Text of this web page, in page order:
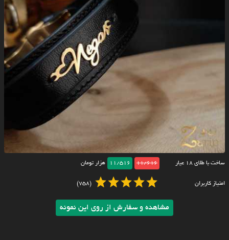
ساخت با طلای ۱۸ عیار 11/616
11/516 هزار تومان
امتیاز کاربران (758)
مشاهده و سفارش از روی این نمونه